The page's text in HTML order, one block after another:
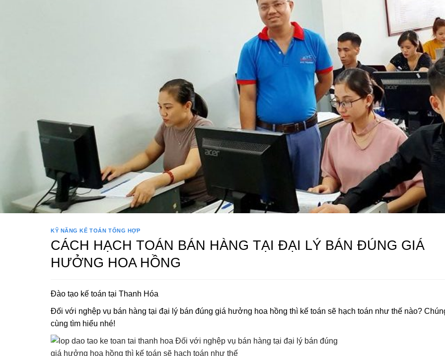
KỸ NĂNG KẾ TOÁN TỔNG HỢP
CÁCH HẠCH TOÁN BÁN HÀNG TẠI ĐẠI LÝ BÁN ĐÚNG GIÁ
HƯỞNG HOA HỒNG
Đào tạo kế toán tại Thanh Hóa
Đối với nghệp vụ bán hàng tại đại lý bán đúng giá hưởng hoa hồng thì kế toán sẽ hạch toán như thế nào?
cùng tìm hiểu nhé!